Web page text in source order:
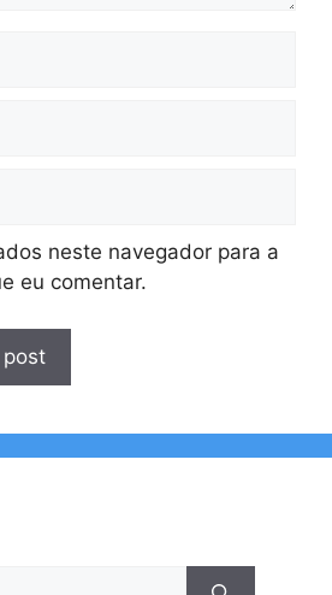
neste navegador para a
eu comentar.